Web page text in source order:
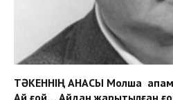
ТӘКЕННІҢ АНАСЫ Молша
Ай ғой… Айдан жарытылған